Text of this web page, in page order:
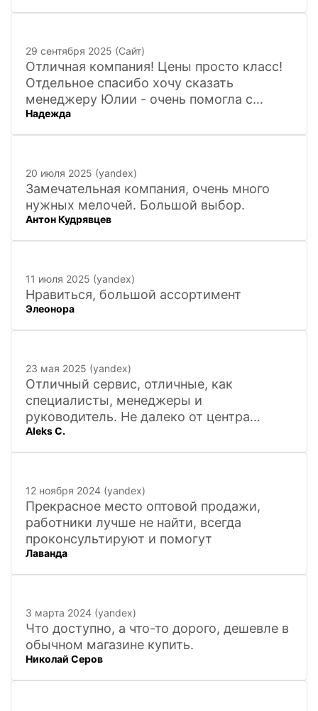
29 сентября 2025 (Сайт)
Отличная компания! Цены просто класс!
Отдельное спасибо хочу сказать
менеджеру Юлии - очень помогла с
покупкой и доставкой сувенирных
фигурок! Буду ждать новинок и покупать
Надежда
20 июля 2025 (yandex)
Замечательная компания, очень много
нужных мелочей. Большой выбор.
Антон Кудрявцев
11 июля 2025 (yandex)
Нравиться, большой ассортимент
Элеонора
23 мая 2025 (yandex)
Отличный сервис, отличные, как
специалисты, менеджеры и
руководитель. Не далеко от центра
города, 20 минут
Aleks C.
12 ноября 2024 (yandex)
Прекрасное место оптовой продажи,
работники лучше не найти, всегда
проконсультируют и помогут
Лаванда
3 марта 2024 (yandex)
Что доступно, а что-то дорого, дешевле в
обычном магазине купить.
Николай Серов